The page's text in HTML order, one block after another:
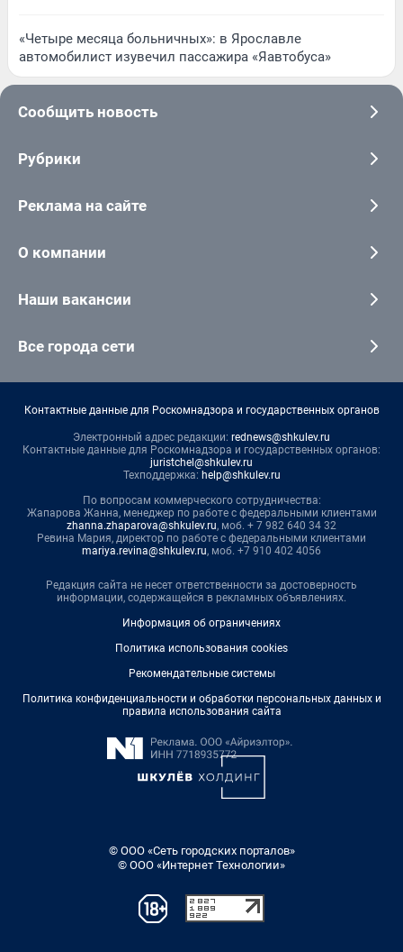
«Четыре месяца больничных»: в Ярославле
автомобилист изувечил пассажира «Яавтобуса»
Сообщить новость
Рубрики
Реклама на сайте
О компании
Наши вакансии
Все города сети
Контактные данные для Роскомнадзора и государственных органов
Электронный адрес редакции: rednews@shkulev.ru
Контактные данные для Роскомнадзора и государственных органов:
juristchel@shkulev.ru
Техподдержка: help@shkulev.ru
По вопросам коммерческого сотрудничества:
Жапарова Жанна, менеджер по работе с федеральными клиентами
zhanna.zhaparova@shkulev.ru, моб. + 7 982 640 34 32
Ревина Мария, директор по работе с федеральными клиентами
mariya.revina@shkulev.ru, моб. +7 910 402 4056
Редакция сайта не несет ответственности за достоверность
информации, содержащейся в рекламных объявлениях.
Информация об ограничениях
Политика использования cookies
Рекомендательные системы
Политика конфиденциальности и обработки персональных данных и
правила использования сайта
© ООО «Сеть городских порталов»
© ООО «Интернет Технологии»